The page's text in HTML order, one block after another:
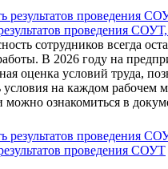
проведения СОУТ,
сотрудников всегда
В 2026 году на
оценка условий труда,
условия на каждом рабочем
можно ознакомиться в
проведения СОУТ